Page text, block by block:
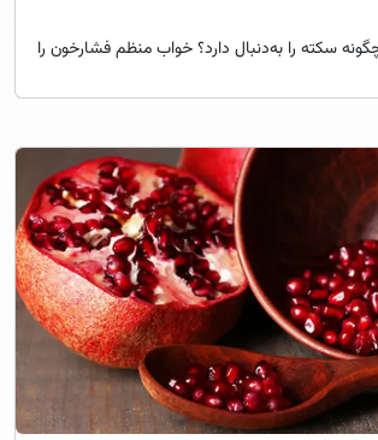
سکته را به‌دنبال دارد؟ خواب منظم فشارخون را